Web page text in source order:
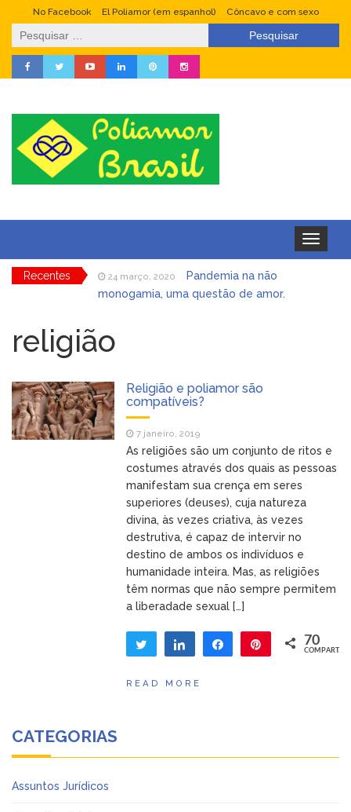
No Facebook El Poliamor (em espanhol) Côncavo e com sexo
Pesquisar
por:
Toggle
navigation
Recentes 24 março, 2020
Pandemia na não
monogamia, uma questão de amor.
22 dezembro, 2019
28 novembro, 2019
nos seres humanos?
24 maio, 2019
do Poliamor
14 maio, 2019
Entrevista em O Dia: o
poliamor retratado na ficção
17 dezembro, 2018 Bemvindos!
religião
Religião e poliamor são
compatíveis?
7 janeiro, 2019
As religiões são um conjunto de ritos e
costumes através dos quais as pessoas
manifestam sua crença em seres
superiores (deuses), cuja natureza
divina, às vezes criativa, às vezes
destrutiva, é capaz de intervir no
destino de ambos os indivíduos e
humanidade inteira. Mas, as religiões
têm normas que não sempre permitem
a liberadade sexual […]
Twittar CompartilharCompartilhar
Pin 70
COMPART.
READ MORE
CATEGORIAS
Assuntos Jurídicos